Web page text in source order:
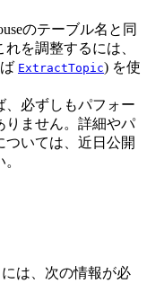
のテーブル名と同
を調整するには、
ExtractTopic) を使
、必ずしもパフォー
りません。詳細やパ
ついては、近日公開
は、次の情報が必